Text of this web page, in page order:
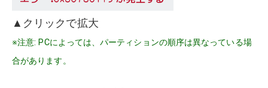
▲クリックで拡大
※注意: PCによっては、パーティションの順序は異なっている場
合があります。